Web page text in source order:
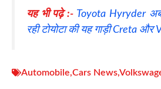
यह भी पढ़े :- Toyota Hyryder
रही टोयोटा की यह गाड़ी Creta
Automobile,Cars News,